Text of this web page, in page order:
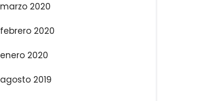
marzo 2020
febrero 2020
enero 2020
agosto 2019